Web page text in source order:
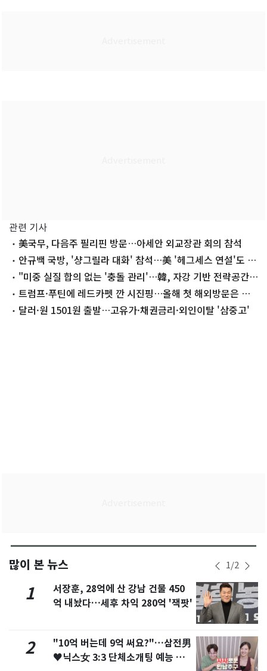
관련 기사
美국무, 다음주 필리핀 방문…아세안 외교장관 회의 참석
안규백 국방, '샹그릴라 대화' 참석…美 '헤그세스 연설'도 주
목 "미중 실질 합의 없는 '충돌 관리'…韓, 자강 기반 전략공간
확대 과제"
트럼프·푸틴에 레드카펫 깐 시진핑…올해 첫 해외방문은 북
한?달러·원 1501원 출발…고유가·채권금리·외인이탈 '삼중고'
많이 본 뉴스 1/2
1
서장훈, 28억에 산 강남 건물 450
억 내놨다…세후 차익 280억 '잭팟'
2
"10억 버는데 9억 써요?"…삼전男
♥닉스女 3:3 단체소개팅 예능 화